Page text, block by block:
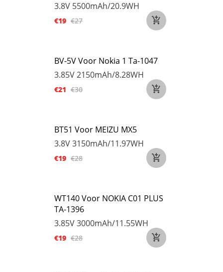
3.8V 5500mAh/20.9WH
€19 €27
BV-5V Voor Nokia 1 Ta-1047
3.85V2150mAh/8.28WH
€21 €30
BT51 Voor MEIZU MX5
3.8V3150mAh/11.97WH
€19 €28
WT140 Voor NOKIA C01 PLUS
TA-1396
3.85V3000mAh/11.55WH
€19 €28